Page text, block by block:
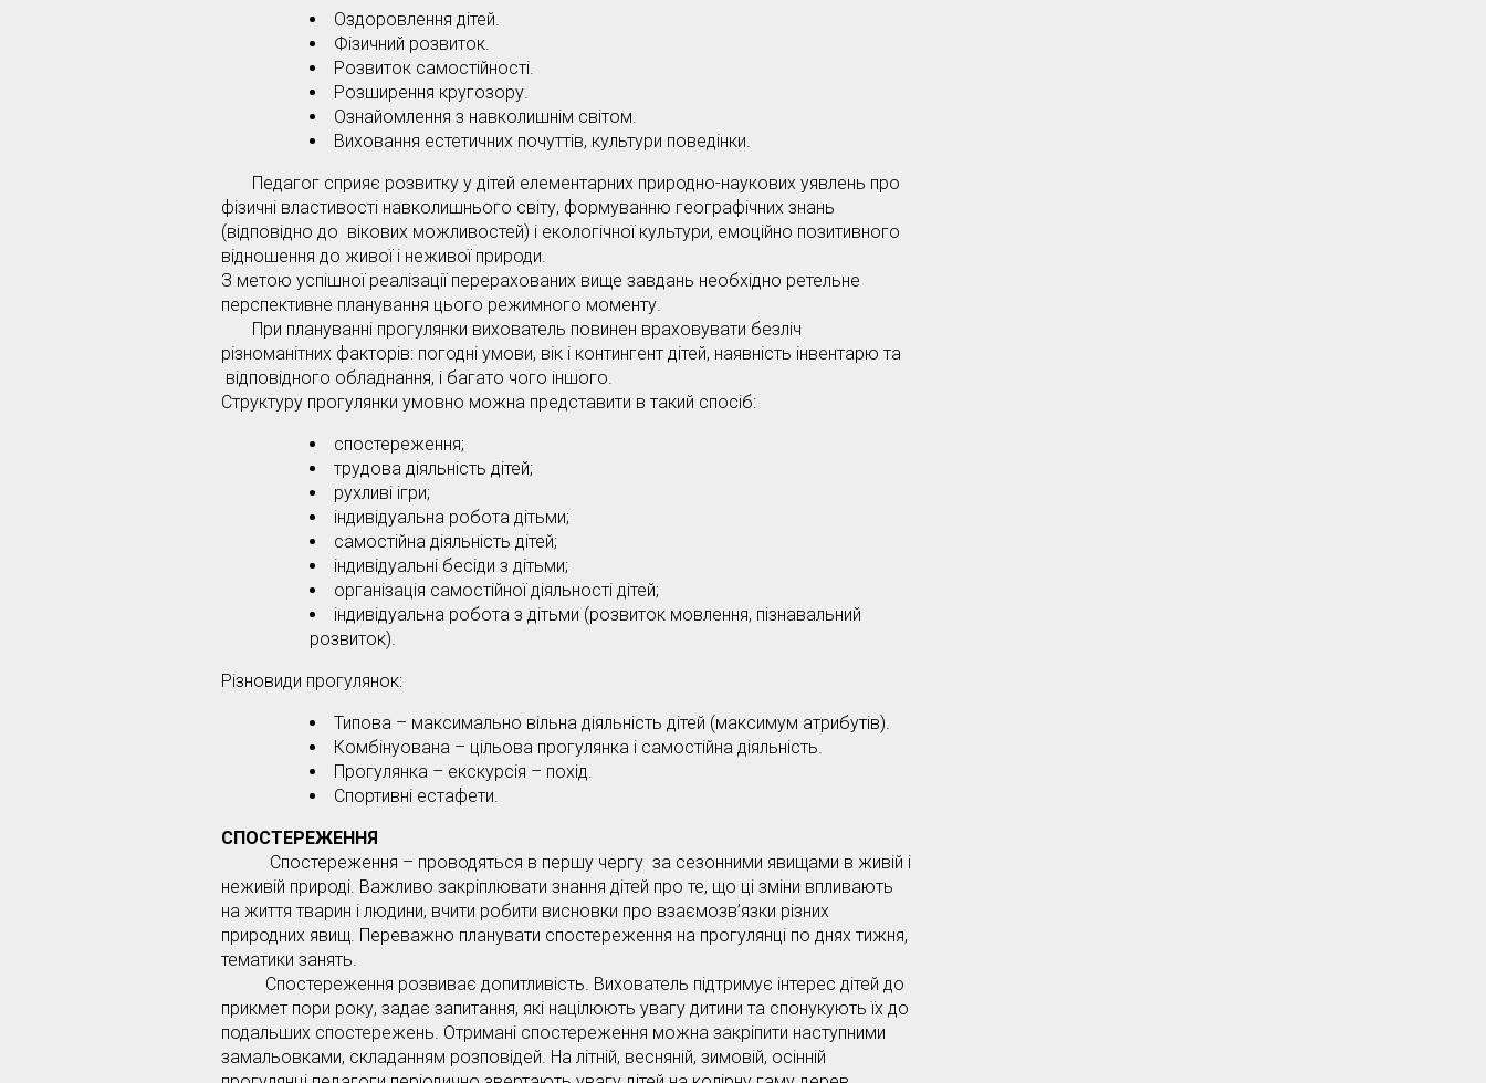
Оздоровлення дітей.
Фізичний розвиток.
Розвиток самостійності.
Розширення кругозору.
Ознайомлення з навколишнім світом.
Виховання естетичних почуттів, культури поведінки.
Педагог сприяє розвитку у дітей елементарних природно-наукових уявлень про
фізичні властивості навколишнього світу, формуванню географічних знань
(відповідно до вікових можливостей) і екологічної культури, емоційно позитивного
відношення до живої і неживої природи.
З метою успішної реалізації перерахованих вище завдань необхідно ретельне
перспективне планування цього режимного моменту.
При плануванні прогулянки вихователь повинен враховувати безліч
різноманітних факторів: погодні умови, вік і контингент дітей, наявність інвентарю та
відповідного обладнання, і багато чого іншого.
Структуру прогулянки умовно можна представити в такий спосіб:
спостереження;
трудова діяльність дітей;
рухливі ігри;
індивідуальна робота дітьми;
самостійна діяльність дітей;
індивідуальні бесіди з дітьми;
організація самостійної діяльності дітей;
індивідуальна робота з дітьми (розвиток мовлення, пізнавальний
розвиток).
Різновиди прогулянок:
Типова – максимально вільна діяльність дітей (максимум атрибутів).
Комбінуована – цільова прогулянка і самостійна діяльність.
Прогулянка – екскурсія – похід.
Спортивні естафети.
СПОСТЕРЕЖЕННЯ
Спостереження – проводяться в першу чергу за сезонними явищами в живій і
неживій природі. Важливо закріплювати знання дітей про те, що ці зміни впливають
на життя тварин і людини, вчити робити висновки про взаємозв’язки різних
природних явищ. Переважно планувати спостереження на прогулянці по днях тижня,
тематики занять.
Спостереження розвиває допитливість. Вихователь підтримує інтерес дітей до
прикмет пори року, задає запитання, які націлюють увагу дитини та спонукують їх до
подальших спостережень. Отримані спостереження можна закріпити наступними
замальовками, складанням розповідей. На літній, весняній, зимовій, осінній